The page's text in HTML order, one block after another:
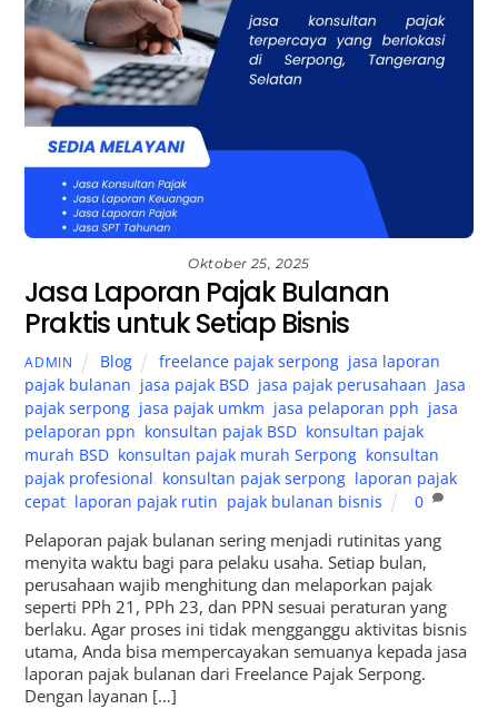
Oktober 25, 2025
Jasa Laporan Pajak Bulanan
Praktis untuk Setiap Bisnis
ADMIN Blog freelance pajak serpong, jasa laporan
pajak bulanan jasa pajak BSD jasa pajak perusahaan Jasa
pajak serpong jasa pajak umkm jasa pelaporan pph jasa
pelaporan ppn konsultan pajak BSD konsultan pajak
murah BSD konsultan pajak murah Serpong konsultan
pajak profesional konsultan pajak serpong laporan pajak
cepat laporan pajak rutin pajak bulanan bisnis 0
Pelaporan pajak bulanan sering menjadi rutinitas yang
menyita waktu bagi para pelaku usaha. Setiap bulan,
perusahaan wajib menghitung dan melaporkan pajak
seperti PPh 21, PPh 23, dan PPN sesuai peraturan yang
berlaku. Agar proses ini tidak mengganggu aktivitas bisnis
utama, Anda bisa mempercayakan semuanya kepada jasa
laporan pajak bulanan dari Freelance Pajak Serpong.
Dengan layanan […]